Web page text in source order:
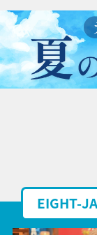
EIGHT-